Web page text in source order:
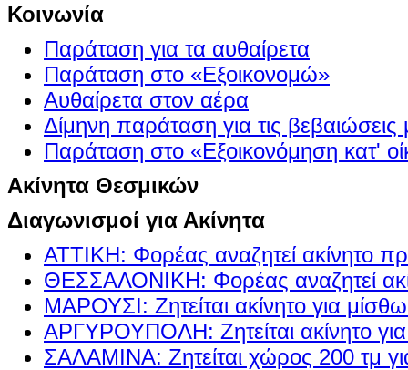
Κοινωνία
Παράταση για τα αυθαίρετα
Παράταση στο «Εξοικονομώ»
Αυθαίρετα στον αέρα
Δίμηνη παράταση για τις βεβαιώσεις
Παράταση στο «Εξοικονόμηση κατ'
Ακίνητα Θεσμικών
Διαγωνισμοί για Ακίνητα
ΑΤΤΙΚΗ: Φορέας αναζητεί ακίνητο
ΘΕΣΣΑΛΟΝΙΚΗ: Φορέας αναζητεί
ΜΑΡΟΥΣΙ: Ζητείται ακίνητο για
ΑΡΓΥΡΟΥΠΟΛΗ: Ζητείται ακίνητο
ΣΑΛΑΜΙΝΑ: Ζητείται χώρος 200 τμ